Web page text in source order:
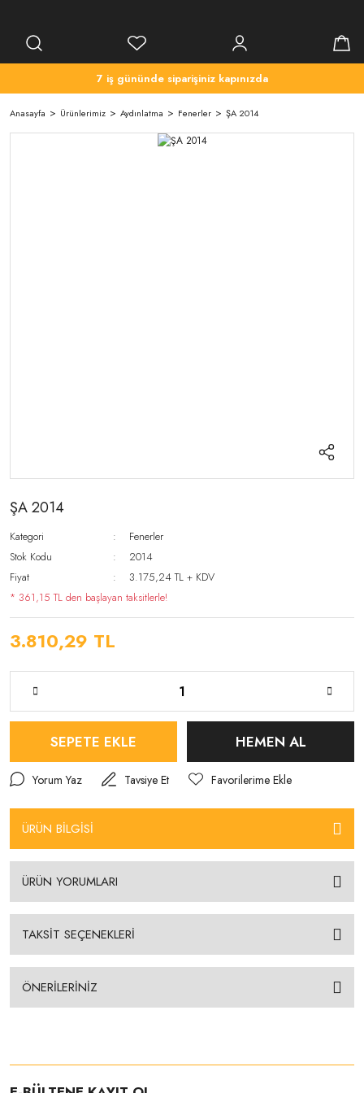
7 iş gününde siparişiniz kapınızda
Anasayfa Ürünlerimiz Aydınlatma Fenerler ŞA 2014
ŞA 2014
Kategori
Fenerler
Stok Kodu
2014
Fiyat
3.175,24 TL + KDV
* 361,15 TL den başlayan taksitlerle!
3.810,29 TL
SEPETE EKLE HEMEN AL
Yorum Yaz Tavsiye Et
ÜRÜN BİLGİSİ
ÜRÜN YORUMLARI
TAKSİT SEÇENEKLERİ
ÖNERİLERİNİZ